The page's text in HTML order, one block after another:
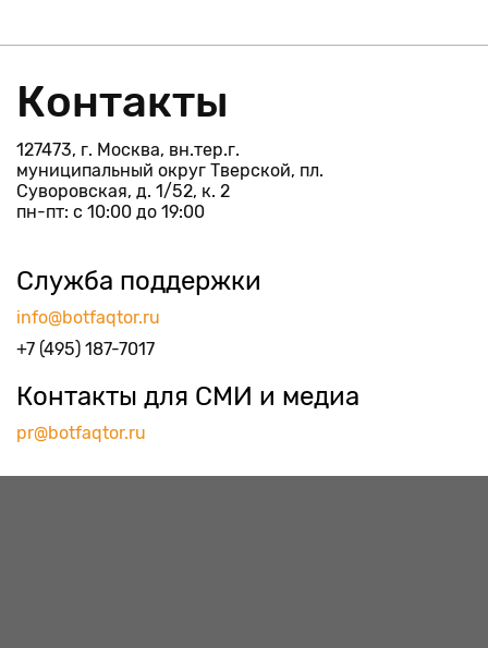
Контакты
127473, г. Москва, вн.тер.г.
муниципальный округ Тверской, пл.
Суворовская, д. 1/52, к. 2
пн-пт: с 10:00 до 19:00
Служба поддержки
info@botfaqtor.ru
+7 (495) 187-7017
Контакты для СМИ и медиа
pr@botfaqtor.ru